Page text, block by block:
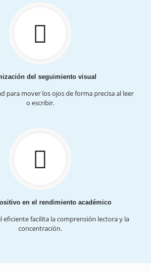
del seguimiento visual
para mover los ojos de forma precisa al leer
o escribir.
en el rendimiento académico
eficiente facilita la comprensión lectora y la
concentración.